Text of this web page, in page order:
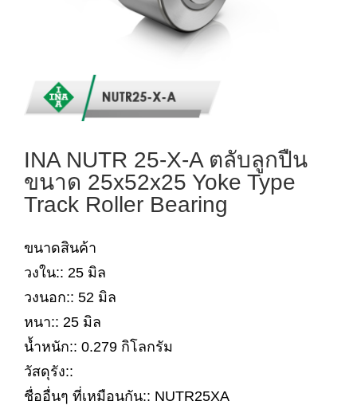
INA NUTR 25-X-A ตลับลูกปืน
ขนาด 25x52x25 Yoke Type
Track Roller Bearing
ขนาดสินค้า
วงใน:: 25 มิล
วงนอก:: 52 มิล
หนา:: 25 มิล
น้ำหนัก:: 0.279 กิโลกรัม
วัสดุรัง::
ชื่ออื่นๆ ที่เหมือนกัน:: NUTR25XA